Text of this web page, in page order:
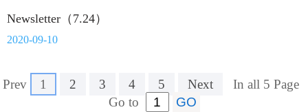
Newsletter（7.24）
2020-09-10
Prev 1 2 3 4 5 Next
In all 5 Page
Go to